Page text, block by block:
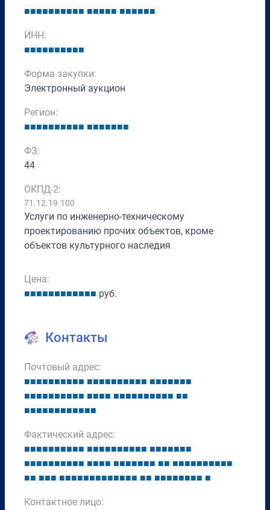
■■■■■■■■■■ ■■■■■ ■■■■■■
ИНН:
■■■■■■■■■■
Форма закупки:
Электронный аукцион
Регион:
■■■■■■■■■■ ■■■■■■■
ФЗ:
44
ОКПД-2:
71.12.19.100
Услуги по инженерно-техническому
проектированию прочих объектов, кроме
объектов культурного наследия
Цена:
■■■■■■■■■■■■ руб.
Контакты
Почтовый адрес:
■■■■■■■■■■ ■■■■■■■■■■ ■■■■■■■
■■■■■■■■■■ ■■■■ ■■■■■■■■■■ ■■
■■■■■■■■■■■■
Фактический адрес:
■■■■■■■■■■ ■■■■■■■■■■ ■■■■■■■
■■■■■■■■■■ ■■■■ ■■■■■■■ ■■ ■■■■■■■■■■
■■ ■■■ ■■■■■■■■■■■■■ ■■ ■■■■■■■■ ■
Контактное лицо: